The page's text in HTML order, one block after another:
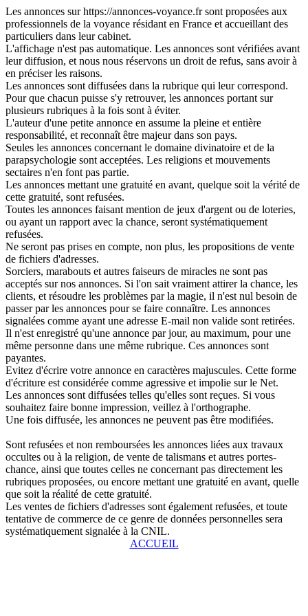
Les annonces sur https://annonces-voyance.fr sont proposées aux
professionnels de la voyance résidant en France et accueillant des
particuliers dans leur cabinet.
L'affichage n'est pas automatique. Les annonces sont vérifiées avant
leur diffusion, et nous nous réservons un droit de refus, sans avoir à
en préciser les raisons.
Les annonces sont diffusées dans la rubrique qui leur correspond.
Pour que chacun puisse s'y retrouver, les annonces portant sur
plusieurs rubriques à la fois sont à éviter.
L'auteur d'une petite annonce en assume la pleine et entière
responsabilité, et reconnaît être majeur dans son pays.
Seules les annonces concernant le domaine divinatoire et de la
parapsychologie sont acceptées. Les religions et mouvements
sectaires n'en font pas partie.
Les annonces mettant une gratuité en avant, quelque soit la vérité de
cette gratuité, sont refusées.
Toutes les annonces faisant mention de jeux d'argent ou de loteries,
ou ayant un rapport avec la chance, seront systématiquement
refusées.
Ne seront pas prises en compte, non plus, les propositions de vente
de fichiers d'adresses.
Sorciers, marabouts et autres faiseurs de miracles ne sont pas
acceptés sur nos annonces. Si l'on sait vraiment attirer la chance, les
clients, et résoudre les problèmes par la magie, il n'est nul besoin de
passer par les annonces pour se faire connaître. Les annonces
signalées comme ayant une adresse E-mail non valide sont retirées.
Il n'est enregistré qu'une annonce par jour, au maximum, pour une
même personne dans une même rubrique. Ces annonces sont
payantes.
Evitez d'écrire votre annonce en caractères majuscules. Cette forme
d'écriture est considérée comme agressive et impolie sur le Net.
Les annonces sont diffusées telles qu'elles sont reçues. Si vous
souhaitez faire bonne impression, veillez à l'orthographe.
Une fois diffusée, les annonces ne peuvent pas être modifiées.
Sont refusées et non remboursées les annonces liées aux travaux
occultes ou à la religion, de vente de talismans et autres portes-
chance, ainsi que toutes celles ne concernant pas directement les
rubriques proposées, ou encore mettant une gratuité en avant, quelle
que soit la réalité de cette gratuité.
Les ventes de fichiers d'adresses sont également refusées, et toute
tentative de commerce de ce genre de données personnelles sera
systématiquement signalée à la CNIL.
ACCUEIL